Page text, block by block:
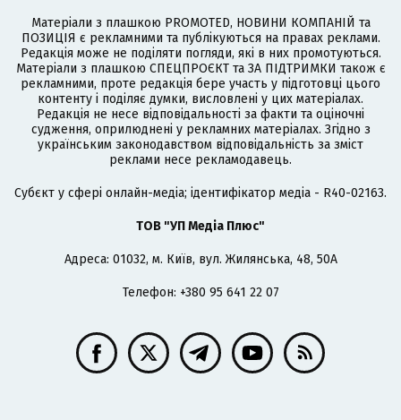
Матеріали з плашкою PROMOTED, НОВИНИ КОМПАНІЙ та
ПОЗИЦІЯ є рекламними та публікуються на правах реклами.
Редакція може не поділяти погляди, які в них промотуються.
Матеріали з плашкою СПЕЦПРОЄКТ та ЗА ПІДТРИМКИ також є
рекламними, проте редакція бере участь у підготовці цього
контенту і поділяє думки, висловлені у цих матеріалах.
Редакція не несе відповідальності за факти та оціночні
судження, оприлюднені у рекламних матеріалах. Згідно з
українським законодавством відповідальність за зміст
реклами несе рекламодавець.
Cубєкт у сфері онлайн-медіа; ідентифікатор медіа - R40-02163.
ТОВ "УП Медіа Плюс"
Адреса: 01032, м. Київ, вул. Жилянська, 48, 50А
Телефон: +380 95 641 22 07